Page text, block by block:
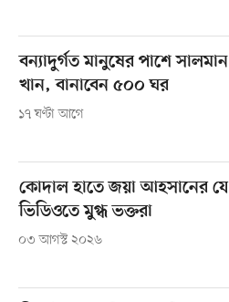
বন্যাদুর্গত মানুষের পাশে সালমান
খান, বানাবেন ৫০০ ঘর
১৭ ঘণ্টা আগে
কোদাল হাতে জয়া আহসানের যে
ভিডিওতে মুগ্ধ ভক্তরা
০৩ আগস্ট ২০২৬